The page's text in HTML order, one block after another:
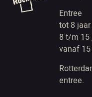
Entree
tot 8
8 t/m 15
vanaf 15
entree.